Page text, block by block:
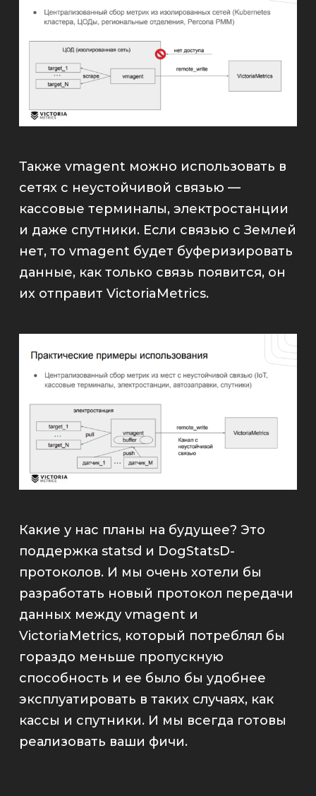
Также vmagent можно использовать в
сетях с неустойчивой связью —
кассовые терминалы, электростанции
и даже спутники. Если связью с Землей
нет, то vmagent будет буферизировать
данные, как только связь появится, он
их отправит VictoriaMetrics.
Какие у нас планы на будущее? Это
поддержка statsd и DogStatsD-
протоколов. И мы очень хотели бы
разработать новый протокол передачи
данных между vmagent и
VictoriaMetrics, который потреблял бы
гораздо меньше пропускную
способность и ее было бы удобнее
эксплуатировать в таких случаях, как
кассы и спутники. И мы всегда готовы
реализовать ваши фичи.